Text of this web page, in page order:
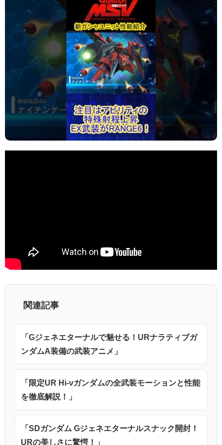
関連記事
「Gジェネエターナルで魅せる！URナラティブガ
ンダムA装備の武装アニメ」
「限定UR Hi-νガンダムの全武装モーションと性能
を徹底解説！」
「SDガンダム Gジェネエターナルスナック開封！
URの美しさに驚愕！」